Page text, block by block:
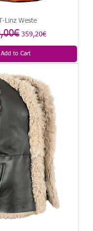
Linz Weste
PriceSale Price
359,20€
Add to Cart